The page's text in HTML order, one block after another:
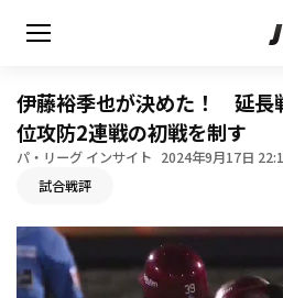
HOME
動画
伊藤裕季也が決めた！ 延長
位攻防2連戦の初戦を制す
パ・リーグ インサイト 2024年9月17日
試合戦評